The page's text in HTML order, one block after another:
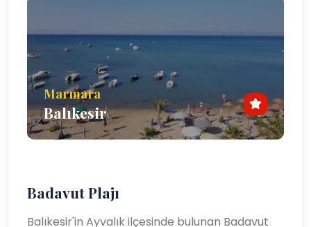
Marmara
Balıkesir
Badavut Plajı
Balıkesir'in Ayvalık ilçesinde bulunan Badavut